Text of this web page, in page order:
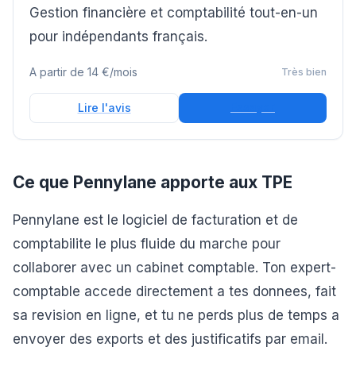
Gestion financière et comptabilité tout-en-un
pour indépendants français.
A partir de 14 €/mois Très bien
Lire l'avis
Ce que Pennylane apporte aux TPE
Pennylane est le logiciel de facturation et de
comptabilite le plus fluide du marche pour
collaborer avec un cabinet comptable. Ton expert-
comptable accede directement a tes donnees, fait
sa revision en ligne, et tu ne perds plus de temps a
envoyer des exports et des justificatifs par email.